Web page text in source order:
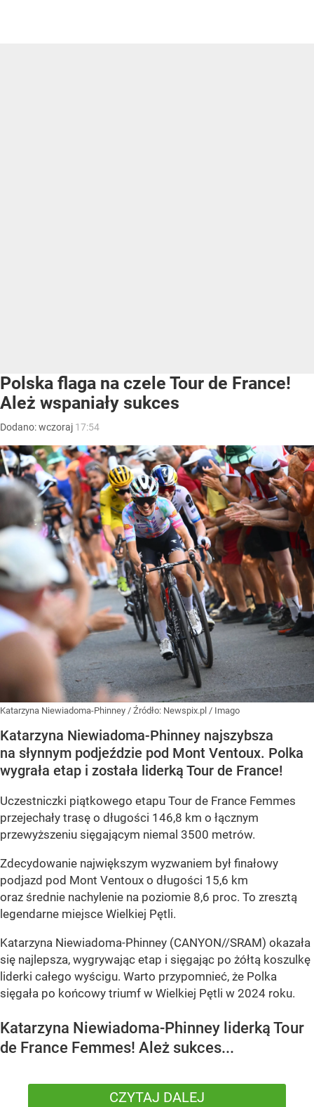
Polska flaga na czele Tour de France!
Ależ wspaniały sukces
Dodano:wczoraj 17:54
Katarzyna Niewiadoma-Phinney / Źródło: Newspix.pl / Imago
Katarzyna Niewiadoma-Phinney najszybsza
na słynnym podjeździe pod Mont Ventoux. Polka
wygrała etap i została liderką Tour de France!
Uczestniczki piątkowego etapu Tour de France Femmes
przejechały trasę o długości 146,8 km o łącznym
przewyższeniu sięgającym niemal 3500 metrów.
Zdecydowanie największym wyzwaniem był finałowy
podjazd pod Mont Ventoux o długości 15,6 km
oraz średnie nachylenie na poziomie 8,6 proc. To zresztą
legendarne miejsce Wielkiej Pętli.
Katarzyna Niewiadoma-Phinney (CANYON//SRAM) okazała
się najlepsza, wygrywając etap i sięgając po żółtą koszulkę
liderki całego wyścigu. Warto przypomnieć, że Polka
sięgała po końcowy triumf w Wielkiej Pętli w 2024 roku.
Katarzyna Niewiadoma-Phinney liderką Tour
de France Femmes! Ależ sukces...
CZYTAJ DALEJ